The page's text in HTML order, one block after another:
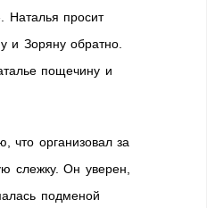
Наталья просит
и Зоряну обратно.
пощечину и
что организовал за
слежку. Он уверен,
подменой